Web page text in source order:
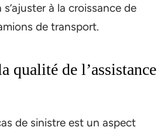
à la croissance de
de transport.
qualité de l’assistance
de sinistre est un aspect